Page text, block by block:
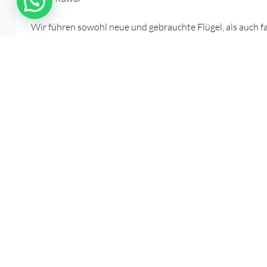
Wir führen sowohl neue und gebrauchte Flügel, als